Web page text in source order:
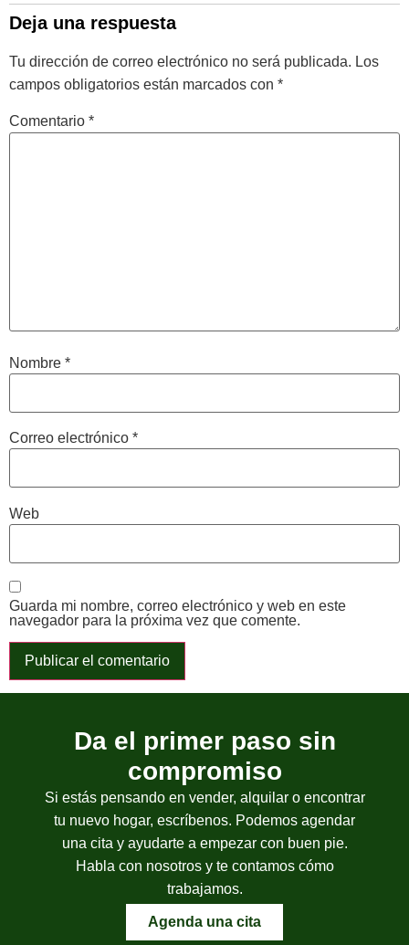
Deja una respuesta
Tu dirección de correo electrónico no será publicada. Los
campos obligatorios están marcados con *
Comentario *
Nombre *
Correo electrónico *
Web
Guarda mi nombre, correo electrónico y web en este
navegador para la próxima vez que comente.
Da el primer paso sin
compromiso
Si estás pensando en vender, alquilar o encontrar
tu nuevo hogar, escríbenos. Podemos agendar
una cita y ayudarte a empezar con buen pie.
Habla con nosotros y te contamos cómo
trabajamos.
Agenda una cita